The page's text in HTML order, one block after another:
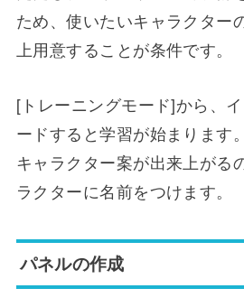
ため、使いたいキャラクター
上用意することが条件です。
[トレーニングモード]から、
ードすると学習が始まります
キャラクター案が出来上がる
ラクターに名前をつけます。
パネルの作成